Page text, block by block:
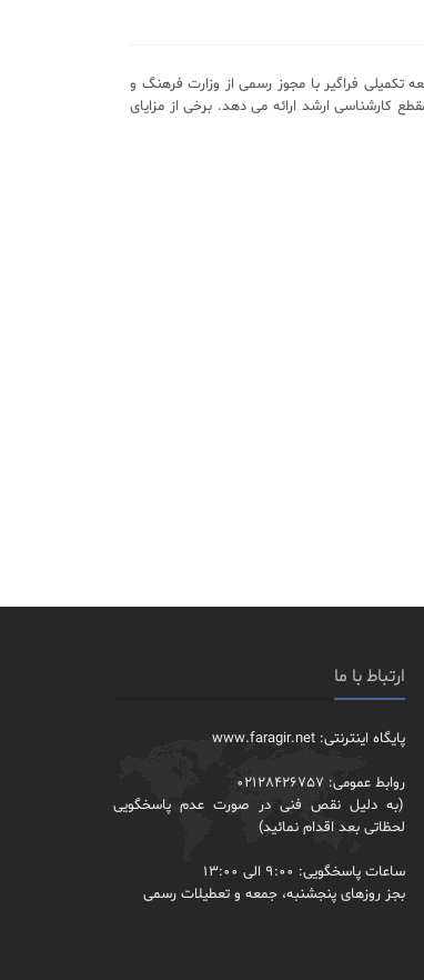
تکمیلی فراگیر با مجوز رسمی از وزارت فرهنگ و
کارشناسی ارشد ارائه می دهد. برخی از مزایای
ارتباط با ما
پایگاه اینترنتی: www.faragir.net
روابط عمومی: 02128426757
(به دلیل نقص فنی در صورت عدم پاسخگویی
لحظاتی بعد اقدام نمائید)
ساعات پاسخگویی: 9:00 الی 13:00
بجز روزهای پنجشنبه، جمعه و تعطیلات رسمی